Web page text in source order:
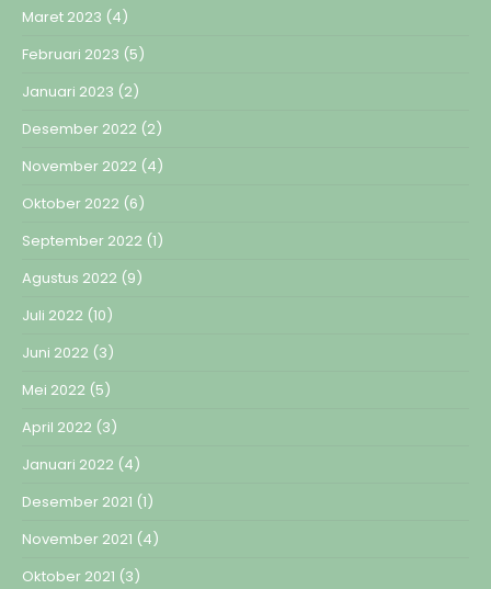
Maret 2023 (4)
Februari 2023 (5)
Januari 2023 (2)
Desember 2022 (2)
November 2022 (4)
Oktober 2022 (6)
September 2022 (1)
Agustus 2022 (9)
Juli 2022 (10)
Juni 2022 (3)
Mei 2022 (5)
April 2022 (3)
Januari 2022 (4)
Desember 2021 (1)
November 2021 (4)
Oktober 2021 (3)